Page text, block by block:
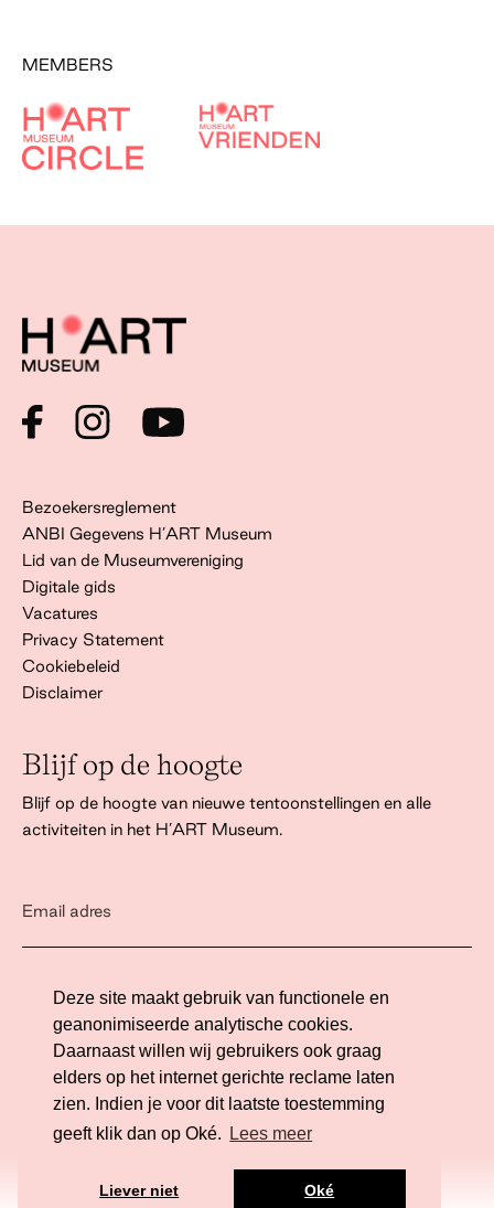
Deze site maakt gebruik van functionele en
geanonimiseerde analytische cookies.
Daarnaast willen wij gebruikers ook graag
elders op het internet gerichte reclame laten
zien. Indien je voor dit laatste toestemming
geeft klik dan op Oké.
Lees meer
Liever niet Oké
MEMBERS
Bezoekersreglement
ANBI Gegevens H’ART Museum
Lid van de Museumvereniging
Digitale gids
Vacatures
Privacy Statement
Cookiebeleid
Disclaimer
Blijf op de hoogte
Blijf op de hoogte van nieuwe tentoonstellingen en alle
activiteiten in het H’ART Museum.